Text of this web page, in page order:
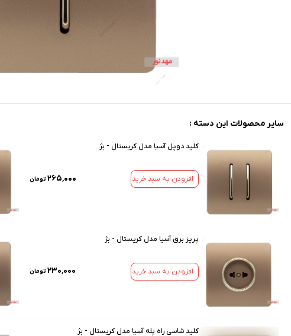
سایر محصولات این دسته :
کلید دوپل آسیا مدل کریستال - بژ
افزودن به سبد خرید ۲۶۵٬۰۰۰ تومان
پریز برق آسیا مدل کریستال - بژ
افزودن به سبد خرید ۲۳۰٬۰۰۰ تومان
کلید شاسی راه پله آسیا مدل کریستال - بژ